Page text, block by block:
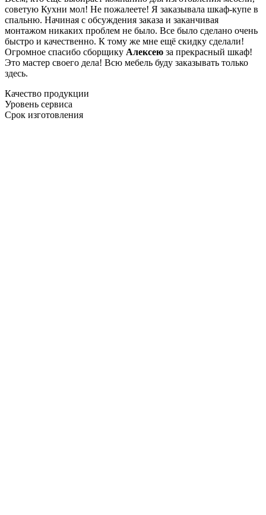
советую Кухни мол! Не пожалеете! Я заказывала шкаф-купе в
спальню. Начиная с обсуждения заказа и заканчивая
монтажом никаких проблем не было. Все было сделано очень
быстро и качественно. К тому же мне ещё скидку сделали!
Огромное спасибо сборщику Алексею за прекрасный шкаф!
Это мастер своего дела! Всю мебель буду заказывать только
здесь.
Качество продукции
Уровень сервиса
Срок изготовления